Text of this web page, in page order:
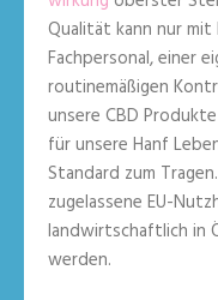
Qualität kann nur
Fachpersonal, einer
routinemäßigen
unsere CBD
für unsere Hanf
Standard zum
zugelassene EU-
landwirtschaftlich in
werden.